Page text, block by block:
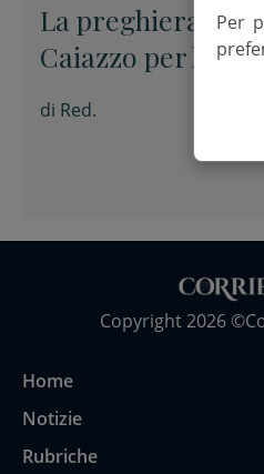
La preghiera
Caiazzo per la
Tempo ordinario
di Red.
Copyright 2026
Home
Notizie
Rubriche
Per